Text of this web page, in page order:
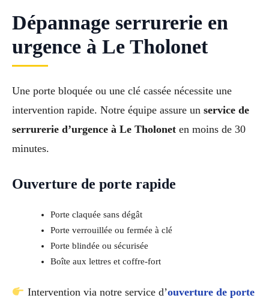
Dépannage serrurerie en
urgence à Le Tholonet
Une porte bloquée ou une clé cassée nécessite une
intervention rapide. Notre équipe assure un service de
serrurerie d’urgence à Le Tholonet en moins de 30
minutes.
Ouverture de porte rapide
Porte claquée sans dégât
Porte verrouillée ou fermée à clé
Porte blindée ou sécurisée
Boîte aux lettres et coffre-fort
Intervention via notre service d’ouverture de porte